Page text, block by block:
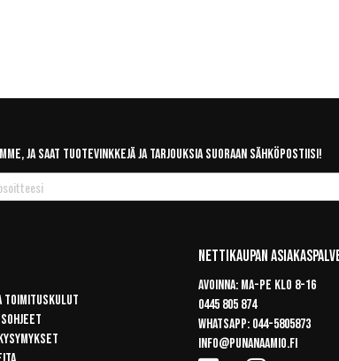
ja saat tuotevinkkejä ja tarjouksia suoraan sähköpostiisi!
toimituskulut
Nettikaupan
Avoinna: Ma-pe klo 8-16
0445 805 874
Whatsapp: 044-5805873
info@punanaamio.fi